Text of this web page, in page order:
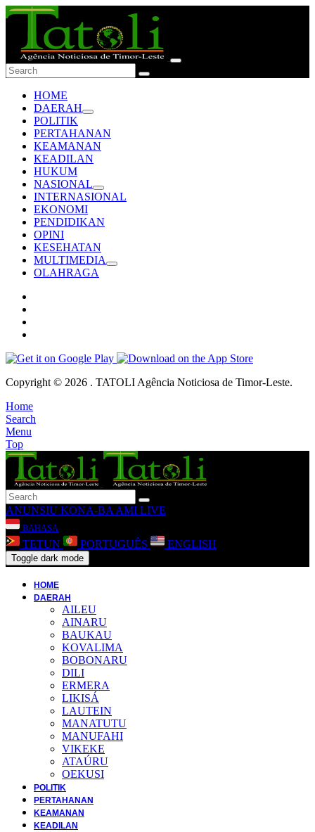
HOME
DAERAH
POLITIK
PERTAHANAN
KEAMANAN
KEADILAN
HUKUM
NASIONAL
INTERNASIONAL
EKONOMI
PENDIDIKAN
OPINI
KESEHATAN
MULTIMEDIA
OLAHRAGA
Copyright © 2026 . TATOLI Agência Noticiosa de Timor-Leste.
Home
Search
Menu
Top
ANUNSIU KONA-BA AMI LIVE
BAHASA
TETUN PORTUGUÊS ENGLISH
Toggle dark mode
HOME
DAERAH
AILEU
AINARU
BAUKAU
KOVALIMA
BOBONARU
DILI
ERMERA
LIKISÁ
LAUTEIN
MANATUTU
MANUFAHI
VIKEKE
ATAÚRU
OEKUSI
POLITIK
PERTAHANAN
KEAMANAN
KEADILAN